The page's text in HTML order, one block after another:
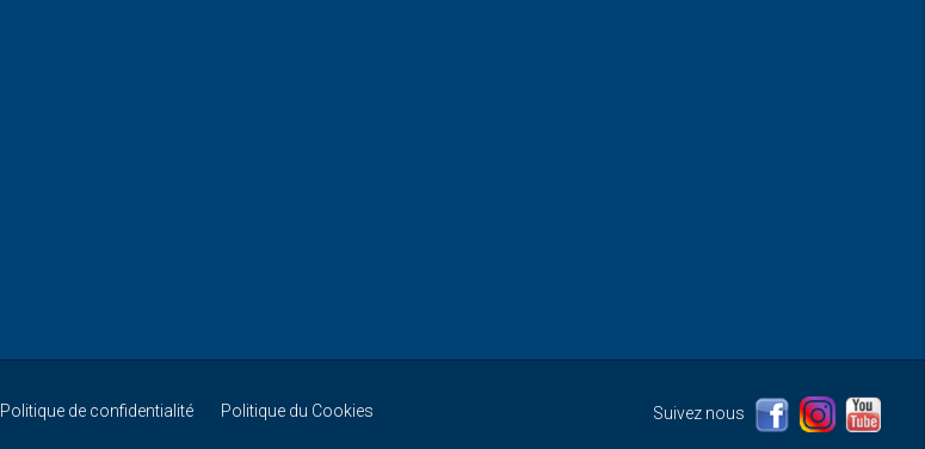
Politique de confidentialité Politique du Cookies Suivez nous